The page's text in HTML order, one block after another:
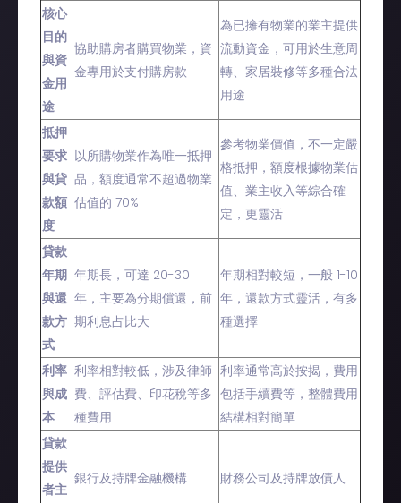
核心
目的
與資
金用
途
協助購房者購買物業，資
金專用於支付購房款
為已擁有物業的業主提供
流動資金，可用於生意周
轉、家居裝修等多種合法
用途
抵押
要求
與貸
款額
度
以所購物業作為唯一抵押
品，額度通常不超過物業
估值的 70%
參考物業價值，不一定嚴
格抵押，額度根據物業估
值、業主收入等綜合確
定，更靈活
貸款
年期
與還
款方
式
年期長，可達 20-30
年，主要為分期償還，前
期利息占比大
年期相對較短，一般 1-10
年，還款方式靈活，有多
種選擇
利率
與成
本
利率相對較低，涉及律師
費、評估費、印花稅等多
種費用
利率通常高於按揭，費用
包括手續費等，整體費用
結構相對簡單
貸款
提供
者主
銀行及持牌金融機構 財務公司及持牌放債人